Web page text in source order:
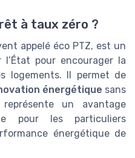
à taux zéro ?
appelé éco PTZ, est un
pour encourager la
logements. Il permet de
énergétique sans
un avantage
pour les particuliers
énergétique de